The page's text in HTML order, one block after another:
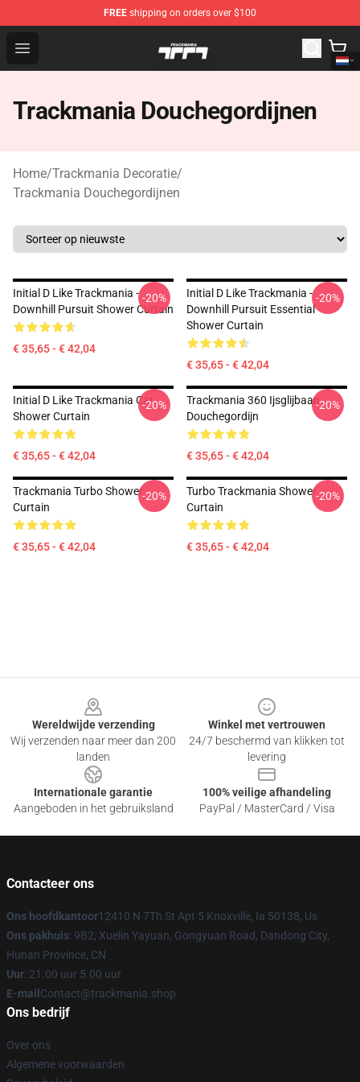
FREE shipping on orders over $100
Open menu
Trackmania Store - Official Trackmania Merchandise
Trackmania Douchegordijnen
Home/Trackmania Decoratie/
Trackmania Douchegordijnen
Initial D Like Trackmania -
Downhill Pursuit Shower Curtain
€ 35,65 - € 42,04
-20%
Initial D Like Trackmania -
Downhill Pursuit Essential
Shower Curtain
€ 35,65 - € 42,04
-20%
Initial D Like Trackmania Car
Shower Curtain
€ 35,65 - € 42,04
-20%
Trackmania 360 Ijsglijbaan
Douchegordijn
€ 35,65 - € 42,04
-20%
Trackmania Turbo Shower
Curtain
€ 35,65 - € 42,04
-20%
Turbo Trackmania Shower
Curtain
€ 35,65 - € 42,04
-20%
Wereldwijde verzending
Wij verzenden naar meer dan 200
landen
Winkel met vertrouwen
24/7 beschermd van klikken tot
levering
Internationale garantie
Aangeboden in het gebruiksland
100% veilige afhandeling
PayPal / MasterCard / Visa
Contacteer ons
Ons hoofdkantoor12410 N 7Th St Apt 5 Knoxville, Ia 50138, Us
Ons pakhuis: 9B2, Xuelin Yayuan, Gongyuan Road, Dandong City,
Hunan Province, CN
Uur: 21.00 uur 5.00 uur
E-mail Contact@trackmania.shop
Ons bedrijf
Over ons
Algemene voorwaarden